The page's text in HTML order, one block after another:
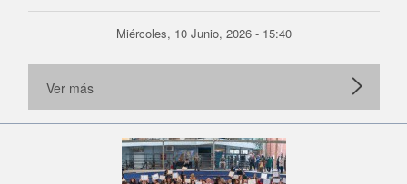
Miércoles, 10 Junio, 2026 - 15:40
Ver más